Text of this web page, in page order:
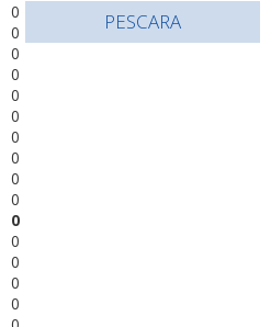
0
0
0
0
0
0
0
0
0
0
0
0
0
0
0
PESCARA